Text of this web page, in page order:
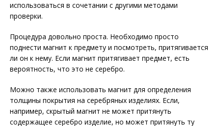
использоваться в сочетании с другими методами
проверки.
Процедура довольно проста. Необходимо просто
поднести магнит к предмету и посмотреть, притягивается
ли он к нему. Если магнит притягивает предмет, есть
вероятность, что это не серебро.
Можно также использовать магнит для определения
толщины покрытия на серебряных изделиях. Если,
например, скрытый магнит не может притянуть
содержащее серебро изделие, но может притянуть ту